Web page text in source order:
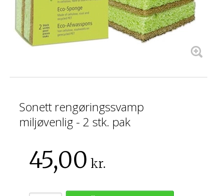
Sonett rengøringssvamp
miljøvenlig - 2 stk. pak
45,00 kr.